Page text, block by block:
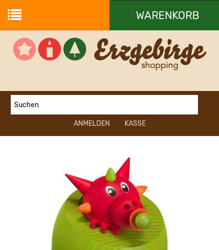
WARENKORB
Ihr Warenkorb ist leer.
ANMELDEN KASSE